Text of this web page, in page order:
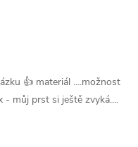
👍 materiál ....možnost
- můj prst si ještě zvyká....